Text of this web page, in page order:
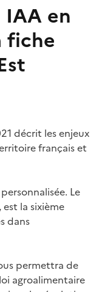
IAA en
fiche
décrit les enjeux
français et
Le
la sixième
dans
permettra de
agroalimentaire